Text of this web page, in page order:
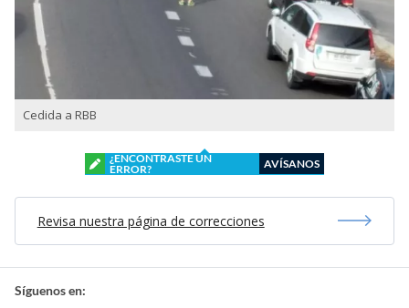
Cedida a RBB
¿ENCONTRASTE UN
ERROR?
AVÍSANOS
Revisa nuestra página de correcciones
Síguenos en: